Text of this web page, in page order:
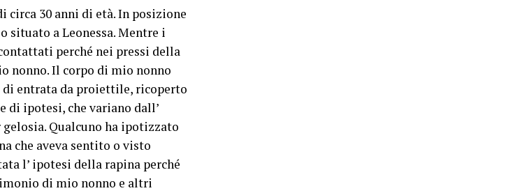
circa 30 anni di età. In posizione
situato a Leonessa. Mentre i
perché nei pressi della
nonno. Il corpo di mio nonno
di entrata da proiettile, ricoperto
di ipotesi, che variano dall’
Qualcuno ha ipotizzato
che aveva sentito o visto
l’ ipotesi della rapina perché
di mio nonno e altri